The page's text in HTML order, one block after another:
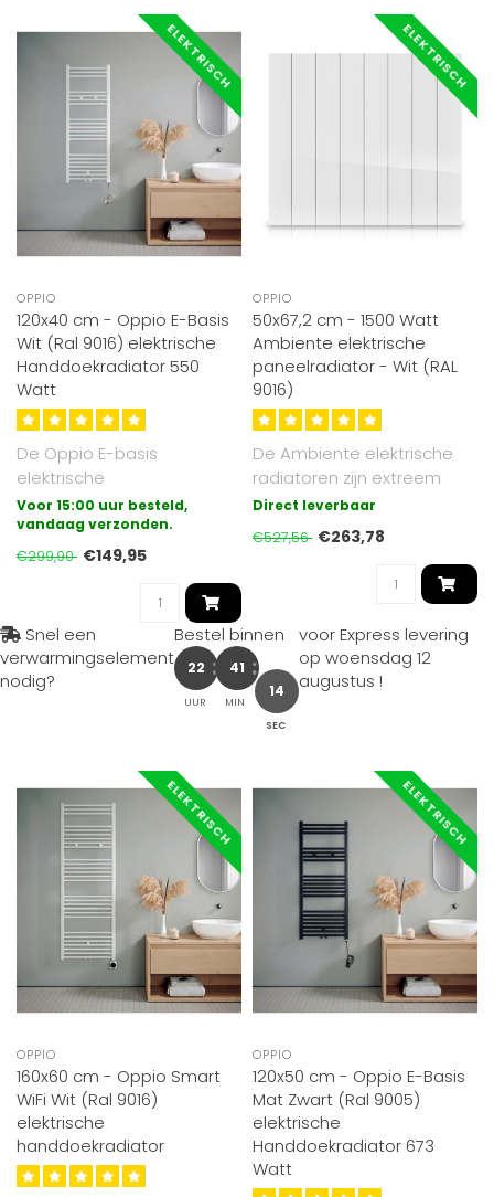
ELEKTRISCH
OPPIO
120x40 cm - Oppio E-Basis
Wit (Ral 9016) elektrische
Handdoekradiator 550
Watt
De Oppio E-basis
elektrische
badkamerradiator is de
meest eenvoudige vorm
van el..
Voor 15:00 uur besteld,
vandaag verzonden.
€299,90 €149,95
ELEKTRISCH
OPPIO
50x67,2 cm - 1500 Watt
Ambiente elektrische
paneelradiator - Wit (RAL
9016)
De Ambiente elektrische
radiatoren zijn extreem
veilig, stil en eenvoudig te
Direct leverbaar
€527,56 €263,78
Snel een
verwarmingselement
nodig?
Bestel binnen
22
UUR
41
MIN
12
SEC
voor Express levering
op woensdag 12
augustus !
ELEKTRISCH
OPPIO
160x60 cm - Oppio Smart
WiFi Wit (Ral 9016)
elektrische
handdoekradiator
ELEKTRISCH
OPPIO
120x50 cm - Oppio E-Basis
Mat Zwart (Ral 9005)
elektrische
Handdoekradiator 673
Watt